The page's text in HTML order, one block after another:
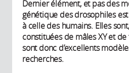
Dernier élément, et pas des
génétique des drosophiles
à celle des humains. Elles
constituées de mâles XY et de
sont donc d’excellents
recherches.